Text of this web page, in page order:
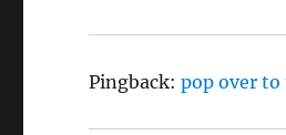
Pingback:pop over